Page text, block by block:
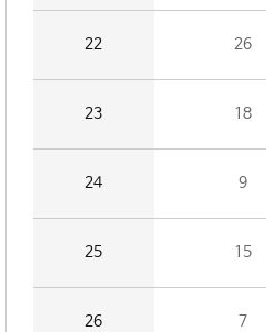
22 26
23 18
24 9
25 15
26 7